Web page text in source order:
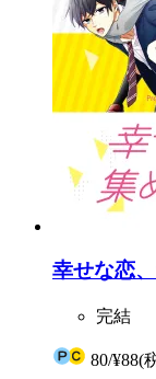
幸せな恋
完結
80/¥88(